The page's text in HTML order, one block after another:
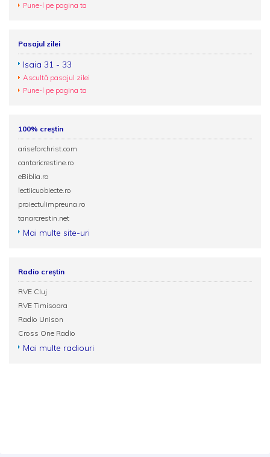
Pune-l pe pagina ta
Pasajul zilei
Isaia 31 - 33
Ascultă pasajul zilei
Pune-l pe pagina ta
100% creștin
ariseforchrist.com
cantaricrestine.ro
eBiblia.ro
lectiicuobiecte.ro
proiectulimpreuna.ro
tanarcrestin.net
Mai multe site-uri
Radio creștin
RVE Cluj
RVE Timisoara
Radio Unison
Cross One Radio
Mai multe radiouri